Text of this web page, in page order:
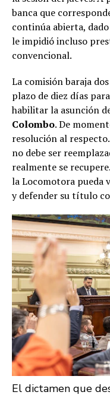
banca que
continúa abierta,
le impidió incluso
convencional.
La comisión baraja
plazo de diez días
habilitar la asunción
Colombo. De
resolución al
no debe ser
realmente se
la Locomotora pueda
y defender su título
El dictamen que